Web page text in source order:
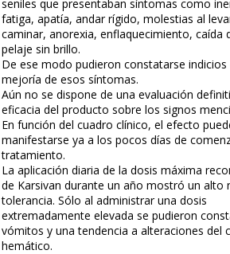
seniles que presentaban síntomas como
fatiga, apatía, andar rígido, molestias al
caminar, anorexia, enflaquecimiento, caída
pelaje sin brillo.
De ese modo pudieron constatarse indicios
mejoría de esos síntomas.
Aún no se dispone de una evaluación
eficacia del producto sobre los signos
En función del cuadro clínico, el efecto
manifestarse ya a los pocos días de
tratamiento.
La aplicación diaria de la dosis máxima
de Karsivan durante un año mostró un alto
tolerancia. Sólo al administrar una dosis
extremadamente elevada se pudieron
vómitos y una tendencia a alteraciones del
hemático.